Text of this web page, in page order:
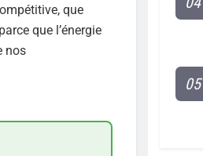
que
que l’énergie
nos